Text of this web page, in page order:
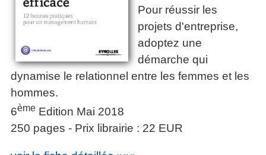
Pour réussir les
projets d'entreprise,
adoptez une
démarche qui
dynamise le relationnel entre les femmes et les
hommes.
6ème Edition Mai 2018
250 pages - Prix librairie : 22 EUR